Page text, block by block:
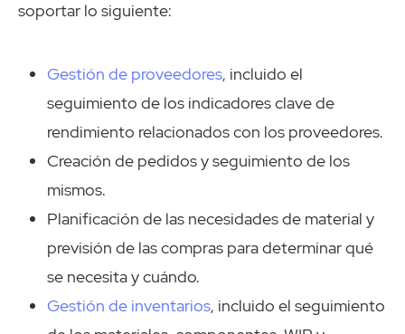
soportar lo siguiente:
Gestión de proveedores, incluido el
seguimiento de los indicadores clave de
rendimiento relacionados con los proveedores.
Creación de pedidos y seguimiento de los
mismos.
Planificación de las necesidades de material y
previsión de las compras para determinar qué
se necesita y cuándo.
Gestión de inventarios, incluido el seguimiento